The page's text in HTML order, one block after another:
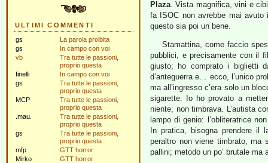
ULTIMI COMMENTI
gs
La parola proibita
gs
In campo con voi
vb
Tra tutte le passioni,
proprio questa
finelli
In campo con voi
gs
Tra tutte le passioni,
proprio questa
MCP
Tra tutte le passioni,
proprio questa
.mau.
Tra tutte le passioni,
proprio questa
gs
Tra tutte le passioni,
proprio questa
mfp
GTT horror
Mirko
GTT horror
Plaza. Vista magnifica, vini e
fa ISOC non avrebbe mai
questo sia poi un bene.
Stamattina, come faccio
pubblici, e precisamente con il
giusto; ho comprato i biglietti
d’anteguerra e… ecco, l’unico
ma all’ingresso c’era solo un
sigarette. Io ho provato a
niente; non timbrava. L’autista
lampo di genio: l’obliteratrice
In pratica, bisogna prendere
peraltro non viene timbrato,
pallini; metodo un po’ brutale